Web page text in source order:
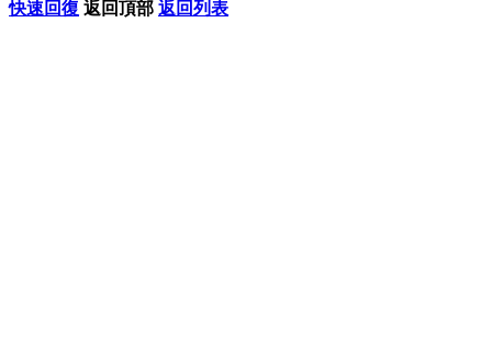
快速回復 返回頂部 返回列表